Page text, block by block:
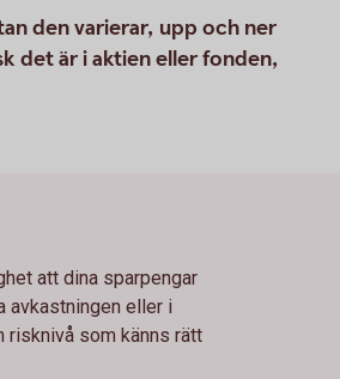
den varierar, upp och ner
det är i aktien eller fonden,
att dina sparpengar
avkastningen eller i
risknivå som känns rätt